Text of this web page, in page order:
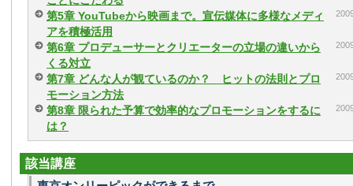
第5章 YouTubeから映画まで。宣伝媒体に多様なメディ
アを積極活用
第6章 プロデューサーとクリエーターの立場の違いから
くる対立
第7章 どんな人が観ているのか？ ヒットの法則とプロ
モーション方法
第8章 限られた予算で効率的なプロモーションをするに
は？
該当講座